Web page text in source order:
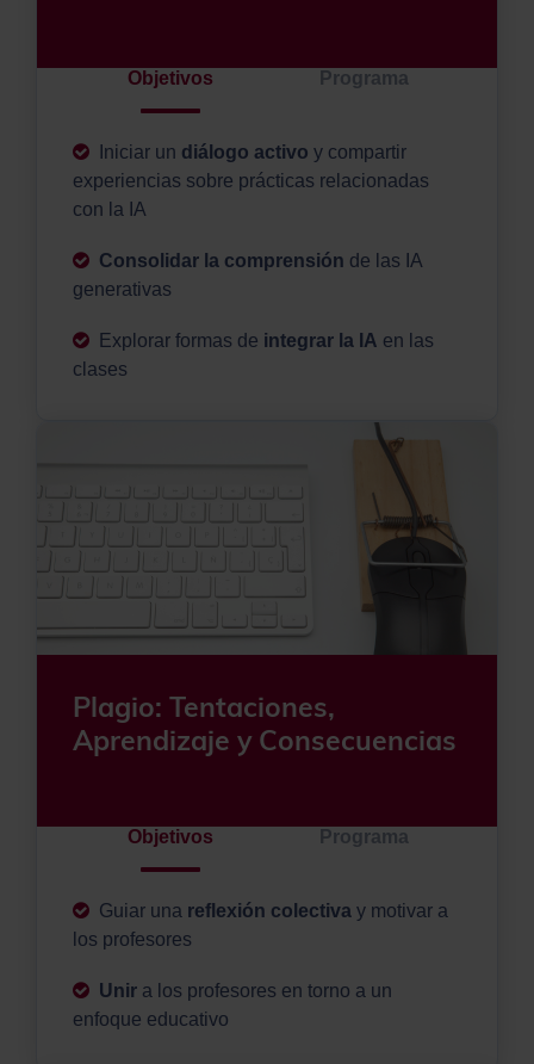
Objetivos Programa
Iniciar un diálogo activo y compartir
experiencias sobre prácticas relacionadas
con la IA
Consolidar la comprensión de las IA
generativas
Explorar formas de integrar la IA en las
clases
Plagio: Tentaciones,
Aprendizaje y Consecuencias
Objetivos Programa
Guiar una reflexión colectiva y motivar a
los profesores
Unir a los profesores en torno a un
enfoque educativo